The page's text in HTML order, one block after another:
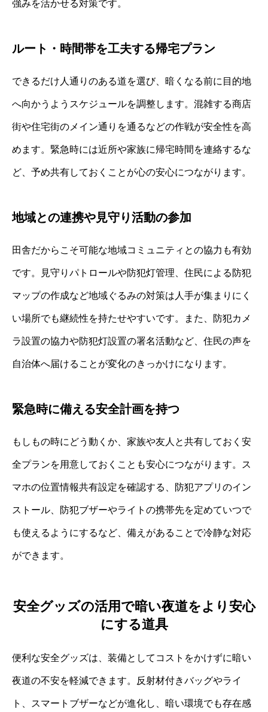
強みを活かせる対策です。
ルート・時間帯を工夫する帰宅プラン
できるだけ人通りのある道を選び、暗くなる前に目的地
へ向かうようスケジュールを調整します。混雑する商店
街や住宅街のメイン通りを通るなどの作戦が安全性を高
めます。緊急時には近所や家族に帰宅時間を連絡するな
ど、予め共有しておくことが心の安心につながります。
地域との連携や見守り活動の参加
田舎だからこそ可能な地域コミュニティとの協力も有効
です。見守りパトロールや防犯灯管理、住民による防犯
マップの作成など地域ぐるみの対策は人手が集まりにく
い場所でも継続性を持たせやすいです。また、防犯カメ
ラ設置の協力や防犯灯設置の署名活動など、住民の声を
自治体へ届けることが変化のきっかけになります。
緊急時に備える安全計画を持つ
もしもの時にどう動くか、家族や友人と共有しておく安
全プランを用意しておくことも安心につながります。ス
マホの位置情報共有設定を確認する、防犯アプリのイン
ストール、防犯ブザーやライトの携帯先を定めていつで
も使えるようにするなど、備えがあることで冷静な対応
ができます。
安全グッズの活用で暗い夜道をより安心
にする道具
便利な安全グッズは、装備としてコストをかけずに暗い
夜道の不安を軽減できます。反射材付きバッグやライ
ト、スマートブザーなどが進化し、暗い環境でも存在感